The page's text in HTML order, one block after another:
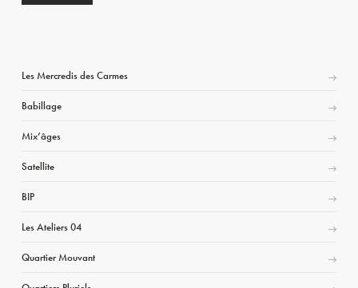
Les Mercredis des Carmes
Babillage
Mix’âges
Satellite
BIP
Les Ateliers 04
Quartier Mouvant